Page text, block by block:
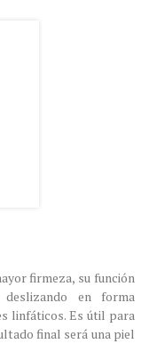
firmeza, su función
en forma
linfáticos. Es útil para
final será una piel